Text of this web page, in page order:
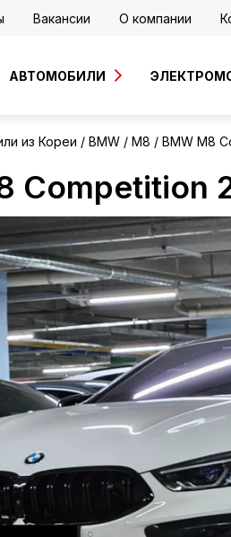
Вакансии О компании
АВТОМОБИЛИ
из Кореи BMW M8 BMW M8
Competition